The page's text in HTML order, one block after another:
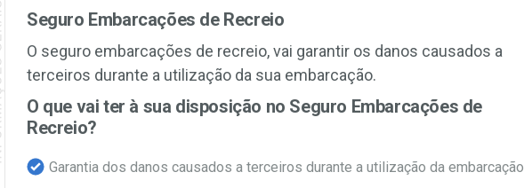
Seguro Embarcações de Recreio
O seguro embarcações de recreio, vai garantir os danos causados a
terceiros durante a utilização da sua embarcação.
O que vai ter à sua disposição no Seguro Embarcações de
Recreio?
Garantia dos danos causados a terceiros durante a utilização da embarcação